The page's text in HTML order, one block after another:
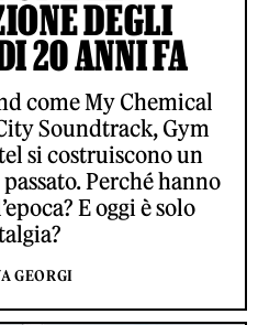
DEGLI
20 ANNI FA
come My Chemical
Soundtrack, Gym
si costruiscono un
Perché hanno
E oggi è solo
GEORGI